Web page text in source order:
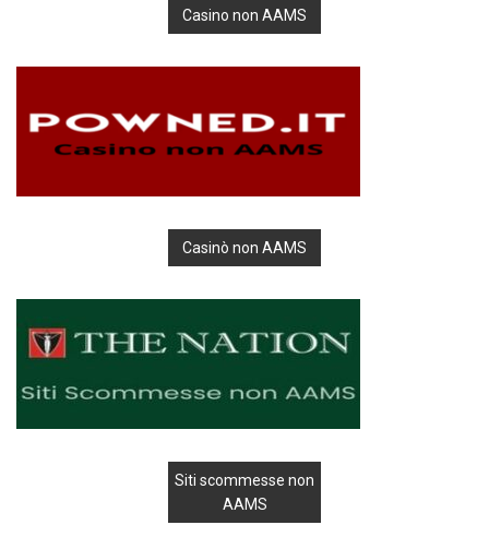
Casino non AAMS
Casinò non AAMS
Siti scommesse non
AAMS